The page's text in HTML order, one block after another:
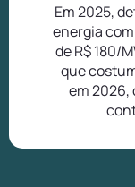
Em 2025,
energia
de R$ 180/
que
em 2026,